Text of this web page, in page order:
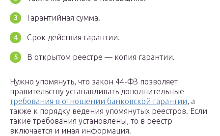
Гарантийная сумма.
Срок действия гарантии.
В открытом реестре — копия гарантии.
Нужно упомянуть, что закон 44-ФЗ позволяет
правительству устанавливать дополнительные
требования в отношении банковской гарантии, а
также к порядку ведения упомянутых реестров. Если
такие требования установлены, то в реестр
включается и иная информация.